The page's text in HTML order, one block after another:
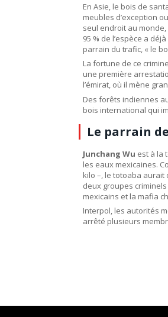
En Asie, le bois de
meubles d’exception
seul endroit au
95 % de l’espèce a
parrain du trafic, « le
La fortune de ce
une première
l’émirat, où il mène
Des forêts indiennes
bois international qui
Le parrain
Junchang Wu est à la
les eaux mexicaines.
kilo –, le totoaba
deux groupes
mexicains et la mafia
Interpol, les autorités
arrêté plusieurs